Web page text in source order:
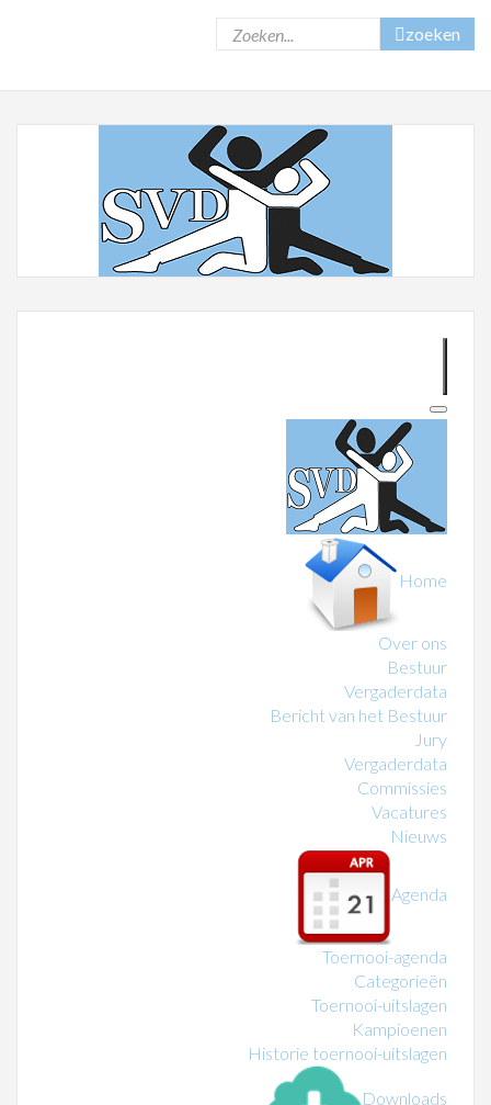
zoeken
Home
Over ons
Bestuur
Vergaderdata
Bericht van het Bestuur
Jury
Vergaderdata
Commissies
Vacatures
Nieuws
Agenda
Toernooi-agenda
Categorieën
Toernooi-uitslagen
Kampioenen
Historie toernooi-uitslagen
Downloads